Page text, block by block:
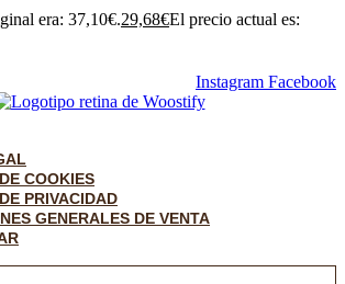
era: 37,10€.29,68€El precio actual es:
Instagram Facebook
COOKIES
PRIVACIDAD
GENERALES DE VENTA